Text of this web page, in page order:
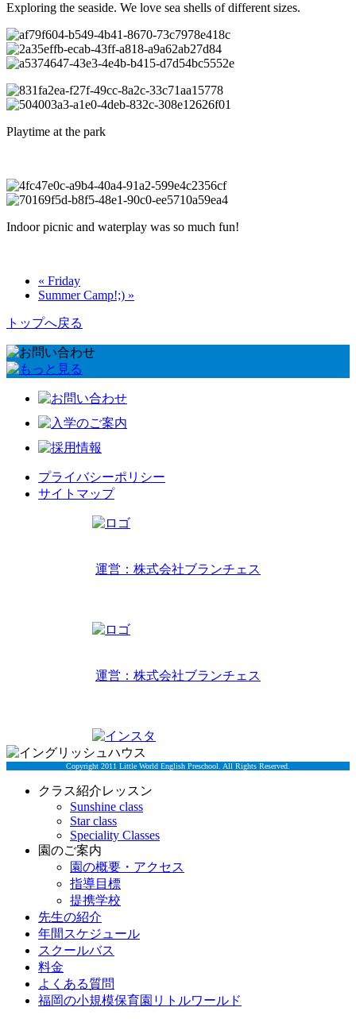
Exploring the seaside. We love sea shells of different sizes.
Playtime at the park
Indoor picnic and waterplay was so much fun!
« Friday
Summer Camp!;) »
トップへ戻る
プライバシーポリシー
サイトマップ
運営：株式会社ブランチェス
運営：株式会社ブランチェス
Copyright 2011 Little World English Preschool. All Rights Reserved.
クラス紹介レッスン
Sunshine class
Star class
Speciality Classes
園のご案内
園の概要・アクセス
指導目標
提携学校
先生の紹介
年間スケジュール
スクールバス
料金
よくある質問
福岡の小規模保育園リトルワールド